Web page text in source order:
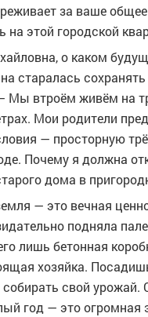
за ваше
на этой городской
о каком
старалась
Мы втроём живём на
Мои родители
— просторную
Почему я должна
дома в
— это вечная
подняла
лишь бетонная
хозяйка.
свой урожай.
год — это огромная